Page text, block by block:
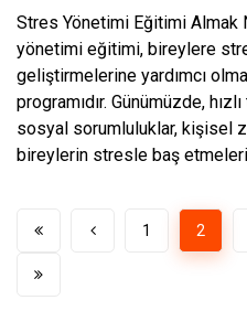
Stres Yönetimi Eğitimi Almak
yönetimi eğitimi, bireylere
geliştirmelerine yardımcı
programıdır. Günümüzde,
sosyal sorumluluklar, kişisel
bireylerin stresle baş
1 2